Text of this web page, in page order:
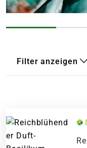
Filter anzeigen